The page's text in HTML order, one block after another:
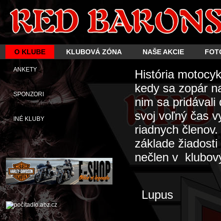
O KLUBE KLUBOVÁ ZÓNA NAŠE AKCIE
História
kedy sa zopár
nim sa
svoj voľný čas
riadnych
základe
nečlen v
Lupus
ANKETY
SPONZORI
INÉ KLUBY